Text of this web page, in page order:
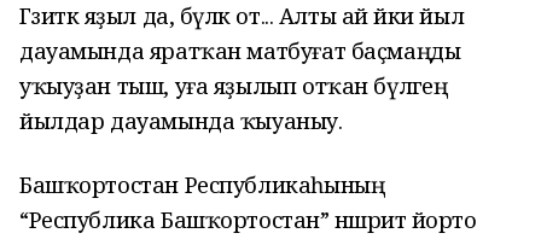
Гәзиткә яҙыл да, бүләк от... Алты ай йәки йыл
дауамында яратҡан матбуғат баҫмаңды
уҡыуҙан тыш, уға яҙылып отҡан бүләгеңә
йылдар дауамында ҡыуаныу.
Башҡортостан Республикаһының
“Республика Башҡортостан” нәшриәт йорто